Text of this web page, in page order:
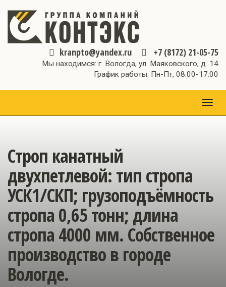
kranpto@yandex.ru +7 (8172) 21-05-75
Мы находимся: г. Вологда, ул. Маяковского, д. 14
График работы: Пн-Пт, 08:00-17:00
Строп канатный
двухпетлевой: тип стропа
УСК1/СКП; грузоподъёмность
стропа 0,65 тонн; длина
стропа 4000 мм. Собственное
производство в городе
Вологде.